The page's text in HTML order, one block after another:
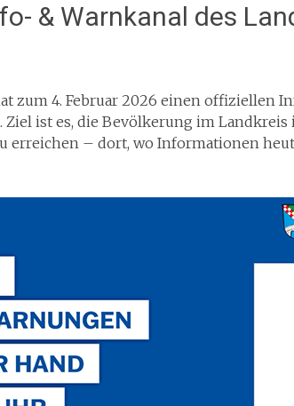
& Warnkanal des
zum 4. Februar 2026 einen offiziellen
Ziel ist es, die Bevölkerung im
erreichen – dort, wo Informationen